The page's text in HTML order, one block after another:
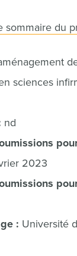
sommaire du
sciences
nd
2023
: Université